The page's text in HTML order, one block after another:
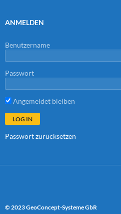
ANMELDEN
Benutzername
Passwort
Angemeldet bleiben
Passwort zurücksetzen
© 2023 GeoConcept-Systeme GbR